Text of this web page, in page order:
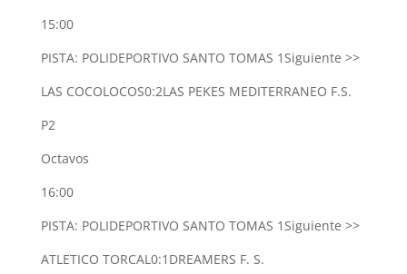
15:00
PISTA: POLIDEPORTIVO SANTO TOMAS 1Siguiente >>
LAS COCOLOCOS0:2LAS PEKES MEDITERRANEO F.S.
P2
Octavos
16:00
PISTA: POLIDEPORTIVO SANTO TOMAS 1Siguiente >>
ATLETICO TORCAL0:1 DREAMERS F. S.